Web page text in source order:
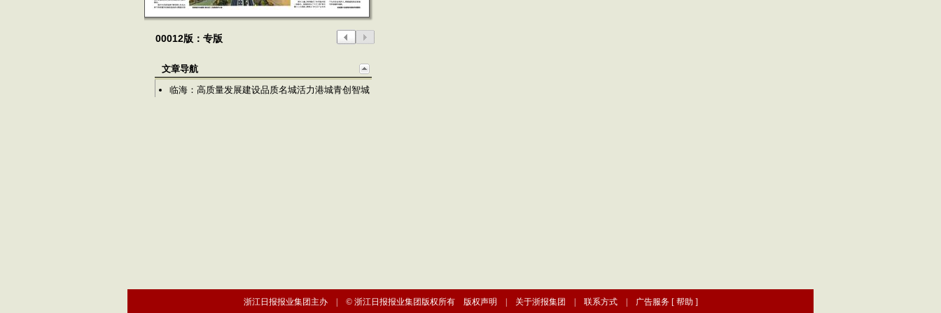
00012版：专版
文章导航
临海：高质量发展建设品质名城活力港城青创智城
浙江日报报业集团主办 | © 浙江日报报业集团版权所有 版权声明 关于浙报集团 联系方式| 广告服务[ 帮助 ]